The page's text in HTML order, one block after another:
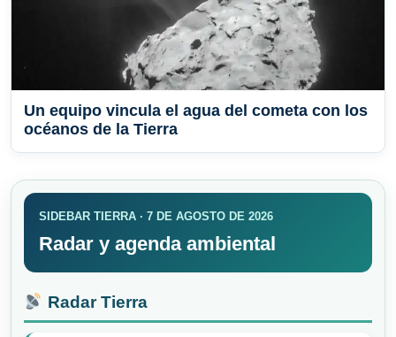
Un equipo vincula el agua del cometa con los
océanos de la Tierra
SIDEBAR TIERRA · 7 DE AGOSTO DE 2026
Radar y agenda ambiental
Radar Tierra